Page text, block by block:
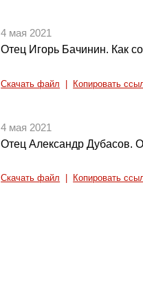
4 мая 2021
Отец Игорь Бачинин. Как
Скачать файл Копировать
4 мая 2021
Отец Александр Дубасов.
Скачать файл Копировать